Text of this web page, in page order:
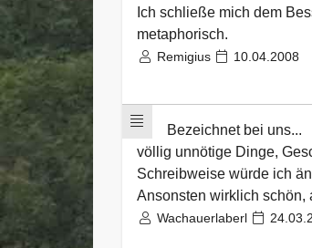
Ich schließe mich dem
metaphorisch.
Remigius 10.04.2008
Bezeichnet bei uns...
völlig unnötige Dinge,
Schreibweise würde ich
Ansonsten wirklich schön,
Wachauerlaberl